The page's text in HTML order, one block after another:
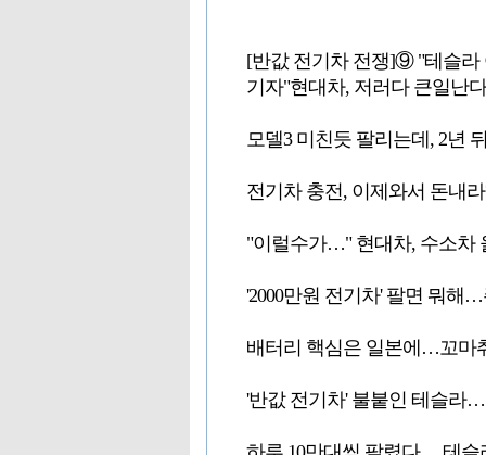
[반값 전기차 전쟁]⑨ "테슬라
기자"현대차, 저러다 큰일난
모델3 미친듯 팔리는데, 2년
전기차 충전, 이제와서 돈내
"이럴수가…" 현대차, 수소차
'2000만원 전기차' 팔면 뭐해
배터리 핵심은 일본에…꼬마
'반값 전기차' 불붙인 테슬라